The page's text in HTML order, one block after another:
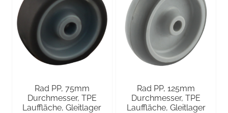
Rad PP, 75mm
Durchmesser, TPE
Lauffläche, Gleitlager
Rad PP, 125mm
Durchmesser, TPE
Lauffläche, Gleitlager